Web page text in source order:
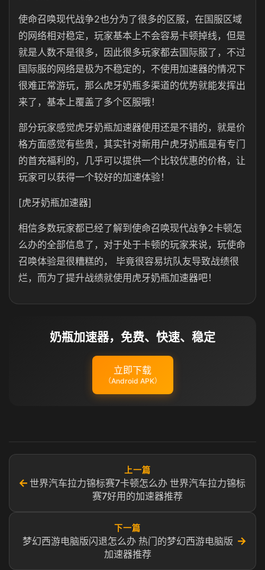
使命召唤现代战争2也分为了很多的区服，在国服区域
的网络相对稳定，玩家基本上不会容易卡顿掉线，但是
就是人数不是很多，因此很多玩家都去国际服了，不过
国际服的网络是极为不稳定的，不使用加速器的情况下
很难正常游玩，那么虎牙奶瓶多渠道的优势就能发挥出
来了，基本上覆盖了多个区服哦！
部分玩家感觉虎牙奶瓶加速器使用还是不错的，就是价
格方面感觉有些贵，其实针对新用户虎牙奶瓶是有专门
的首充福利的，几乎可以提供一个比较优惠的价格，让
玩家可以获得一个较好的加速体验！
[虎牙奶瓶加速器]
相信多数玩家都已经了解到使命召唤现代战争2卡顿怎
么办的全部信息了，对于处于卡顿的玩家来说，玩使命
召唤体验是很糟糕的， 毕竟很容易坑队友导致战绩很
烂，而为了提升战绩就使用虎牙奶瓶加速器吧！
奶瓶加速器，免费、快速、稳定
立即下载
（Android APK）
←
上一篇
世界汽车拉力锦标赛7卡顿怎么办 世界汽车拉力锦标
赛7好用的加速器推荐
下一篇
梦幻西游电脑版闪退怎么办 热门的梦幻西游电脑版
加速器推荐
→